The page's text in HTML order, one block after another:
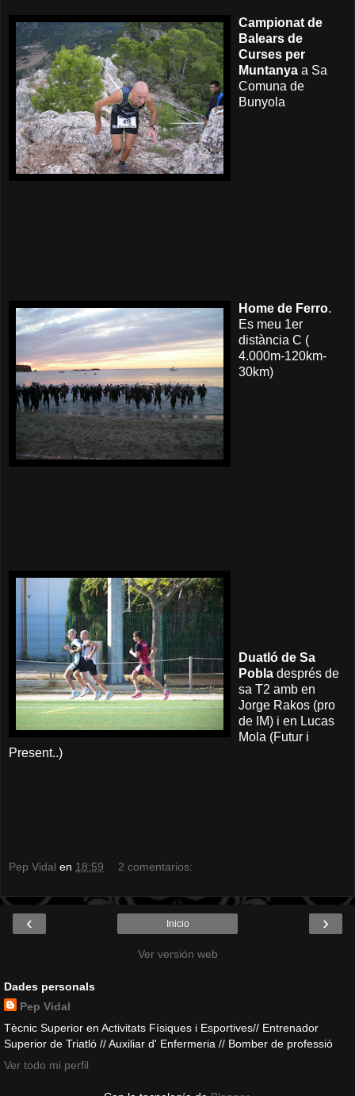
Campionat de
Balears de
Curses per
Muntanya a Sa
Comuna de
Bunyola
Home de Ferro.
Es meu 1er
distància C (
4.000m-120km-
30km)
Duatló de Sa
Pobla després de
sa T2 amb en
Jorge Rakos (pro
de IM) i en Lucas
Mola (Futur i
Present..)
Pep Vidal en 18:59 2 comentarios:
‹ ›
Inicio
Ver versión web
Dades personals
Pep Vidal
Tècnic Superior en Activitats Físiques i Esportives// Entrenador
Superior de Triatló // Auxiliar d' Enfermeria // Bomber de professió
Ver todo mi perfil